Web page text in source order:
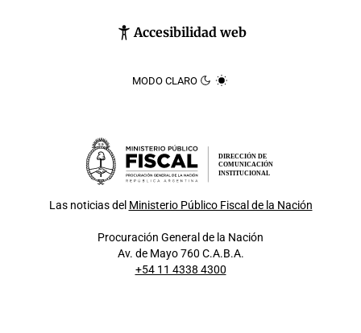
Accesibilidad web
MODO CLARO
DIRECCIÓN DE
COMUNICACIÓN
INSTITUCIONAL
Las noticias del Ministerio Público Fiscal de la Nación
Procuración General de la Nación
Av. de Mayo 760 C.A.B.A.
+54 11 4338 4300